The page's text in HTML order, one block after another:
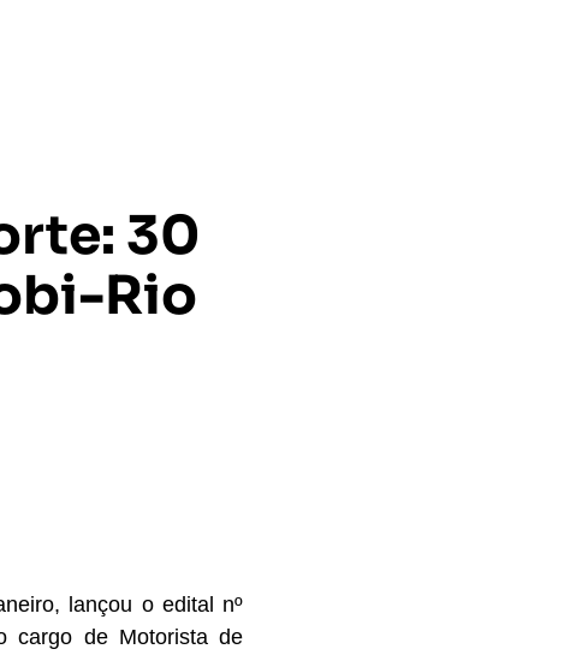
30
Rio
lançou o edital nº
cargo de Motorista de